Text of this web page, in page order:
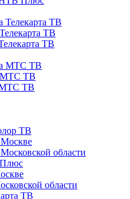
Телекарта ТВ
ТВ
ТВ
МТС ТВ
МТС ТВ
МТС ТВ
ТВ
области
области
ТВ